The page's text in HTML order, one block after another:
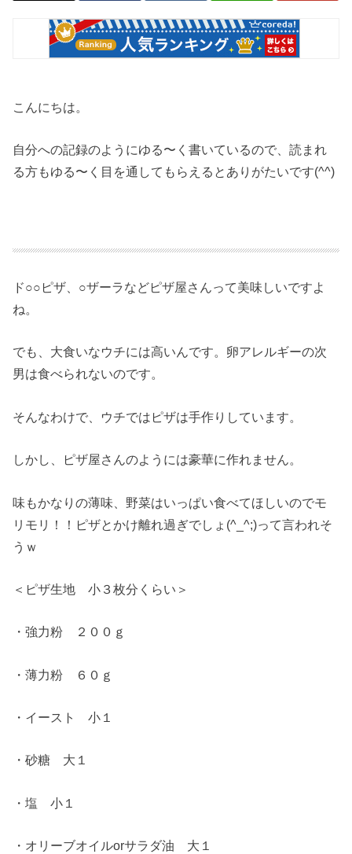
こんにちは。
自分への記録のようにゆる〜く書いているので、読まれ
る方もゆる〜く目を通してもらえるとありがたいです(^^)
ド○○ピザ、○ザーラなどピザ屋さんって美味しいですよ
ね。
でも、大食いなウチには高いんです。卵アレルギーの次
男は食べられないのです。
そんなわけで、ウチではピザは手作りしています。
しかし、ピザ屋さんのようには豪華に作れません。
味もかなりの薄味、野菜はいっぱい食べてほしいのでモ
リモリ！！ピザとかけ離れ過ぎでしょ(^_^;)って言われそ
うｗ
＜ピザ生地 小３枚分くらい＞
・強力粉 ２００ｇ
・薄力粉 ６０ｇ
・イースト 小１
・砂糖 大１
・塩 小１
・オリーブオイルorサラダ油 大１